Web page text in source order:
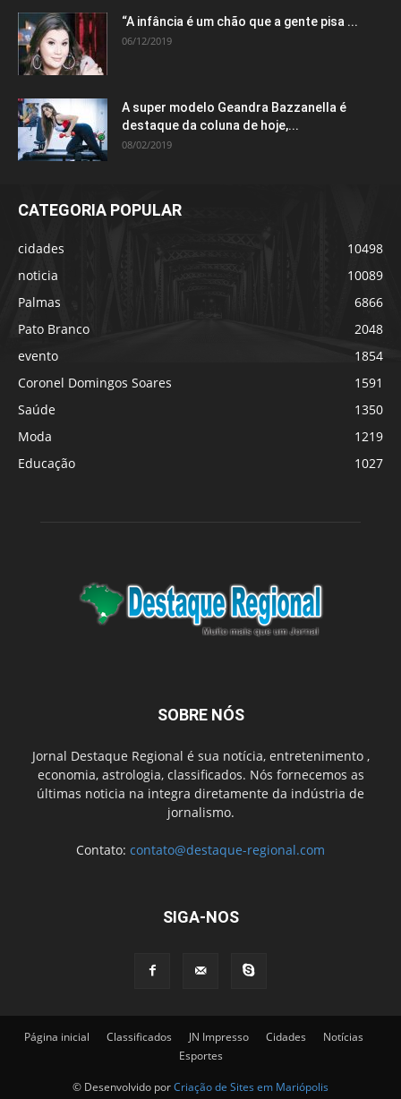
“A infância é um chão que a gente pisa ...
06/12/2019
A super modelo Geandra Bazzanella é
destaque da coluna de hoje,...
08/02/2019
CATEGORIA POPULAR
cidades
10498
noticia
10089
Palmas
6866
Pato Branco
2048
evento
1854
Coronel Domingos Soares
1591
Saúde
1350
Moda
1219
Educação
1027
SOBRE NÓS
Jornal Destaque Regional é sua notícia, entretenimento ,
economia, astrologia, classificados. Nós fornecemos as
últimas noticia na integra diretamente da indústria de
jornalismo.
Contato: contato@destaque-regional.com
SIGA-NOS
Página inicial Classificados JN Impresso Cidades
Notícias
Esportes
© Desenvolvido porCriação de Sites em Mariópolis